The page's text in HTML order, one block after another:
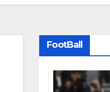
FootBall